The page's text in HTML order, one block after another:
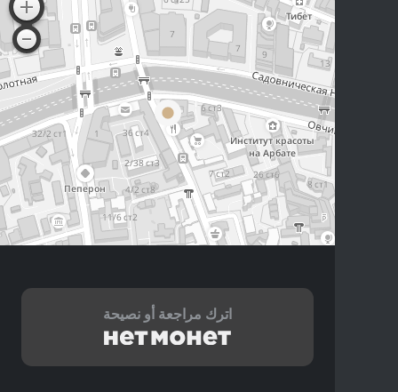
اترك مراجعة أو نصيحة